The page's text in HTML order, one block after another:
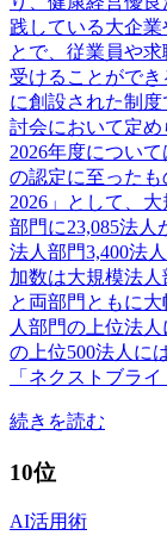
践している大企
とで、従業員や
受けることがで
に創設された制
討会において定め
2026年度につい
の認定に至った
2026」として、
部門に23,085法
法人部門3,400法
加数は大規模法人
と両部門ともに
人部門の上位法
の上位500法人に
「ネクストブラ
続きを読む
10位
AI活用術